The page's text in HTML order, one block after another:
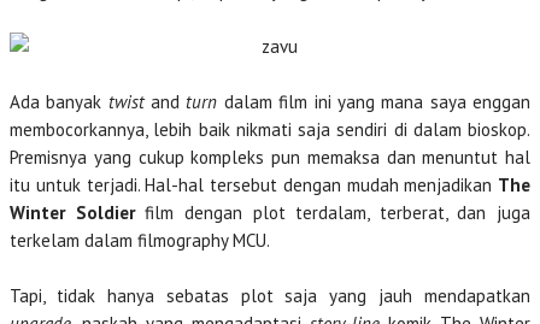
Ada banyak twistand turn dalam film ini yang mana saya enggan
membocorkannya, lebih baik nikmati saja sendiri di dalam bioskop.
Premisnya yang cukup kompleks pun memaksa dan menuntut hal
itu untuk terjadi. Hal-hal tersebut dengan mudah menjadikan The
Winter Soldierfilm dengan plot terdalam, terberat, dan juga
terkelam dalam filmography MCU.
Tapi, tidak hanya sebatas plot saja yang jauh mendapatkan